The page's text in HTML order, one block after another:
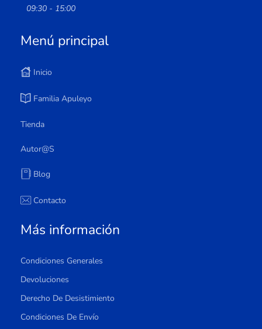
09:30 - 15:00
Menú principal
Inicio
Familia Apuleyo
Tienda
Autor@s
Blog
Contacto
Más información
Condiciones Generales
Devoluciones
Derecho De Desistimiento
Condiciones De Envío